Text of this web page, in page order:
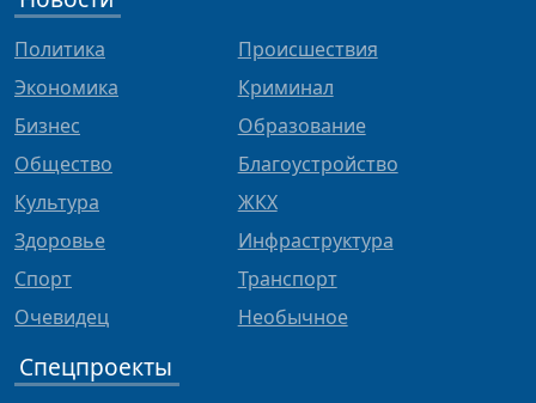
Политика
Экономика
Бизнес
Общество
Культура
Здоровье
Спорт
Очевидец
Происшествия
Криминал
Образование
Благоустройство
ЖКХ
Инфраструктура
Транспорт
Необычное
Спецпроекты